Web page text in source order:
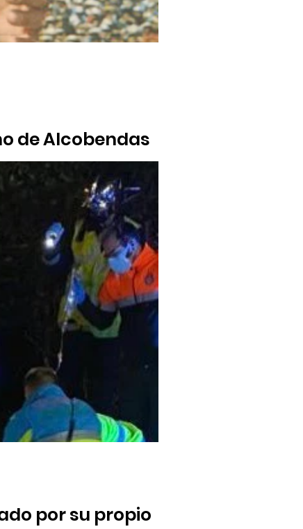
de Alcobendas
o el Plus Ultra (entonces filial
por su propio